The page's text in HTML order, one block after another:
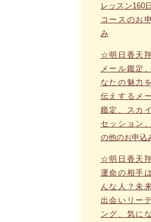
レッスン160
コースのお
み
☆明日香天
メール鑑定
なたの魅力
伝えするメ
鑑定、スカ
セッション
の他のお申込
☆明日香天
運命の相手
んな人？未
出会いリー
ング、気に